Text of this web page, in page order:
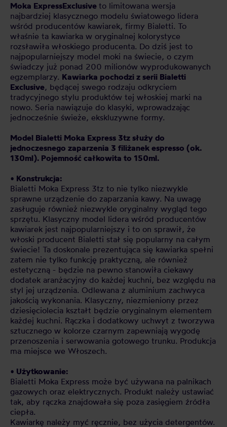
Moka ExpressExclusive to limitowana wersja
najbardziej klasycznego modelu światowego lidera
wśród producentów kawiarek, firmy Bialetti. To
właśnie ta kawiarka w oryginalnej kolorystyce
rozsławiła włoskiego producenta. Do dziś jest to
najpopularniejszy model moki na świecie, o czym
świadczy już ponad 200 milionów wyprodukowanych
egzemplarzy. Kawiarka pochodzi z serii Bialetti
Exclusive, będącej swego rodzaju odkryciem
tradycyjnego stylu produktów tej włoskiej marki na
nowo. Seria nawiązuje do klasyki, wprowadzając
jednocześnie świeże, ekskluzywne formy.
Model Bialetti Moka Express 3tz służy do
jednoczesnego zaparzenia 3 filiżanek espresso (ok.
130ml). Pojemność całkowita to 150ml.
• Konstrukcja:
Bialetti Moka Express 3tz to nie tylko niezwykle
sprawne urządzenie do zaparzania kawy. Na uwagę
zasługuje również niezwykle oryginalny wygląd tego
sprzętu. Klasyczny model lidera wśród producentów
kawiarek jest najpopularniejszy i to on sprawił, że
włoski producent Bialetti stał się popularny na całym
świecie! Ta doskonale prezentująca się kawiarka spełni
zatem nie tylko funkcję praktyczną, ale również
estetyczną - będzie na pewno stanowiła ciekawy
dodatek aranżacyjny do każdej kuchni, bez względu na
styl jej urządzenia. Odlewana z aluminium zachwyca
jakością wykonania. Klasyczny, niezmieniony przez
dziesięciolecia kształt będzie oryginalnym elementem
każdej kuchni. Rączka i dodatkowy uchwyt z tworzywa
sztucznego w kolorze czarnym zapewniają wygodę
przenoszenia i serwowania gotowego trunku. Produkcja
ma miejsce we Włoszech.
• Użytkowanie:
Bialetti Moka Express może być używana na palnikach
gazowych oraz elektrycznych. Produkt należy ustawiać
tak, aby rączka znajdowała się poza zasięgiem źródła
ciepła.
Kawiarkę należy myć ręcznie, bez użycia detergentów.